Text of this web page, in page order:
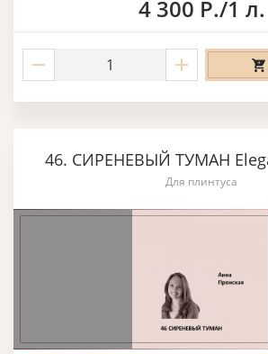
4 300 Р./1 л.
46. СИРЕНЕВЫЙ ТУМАН
Для плинтуса